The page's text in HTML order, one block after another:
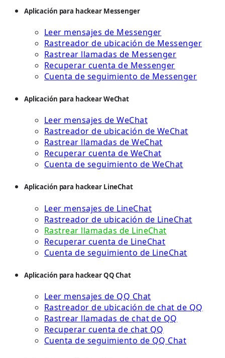
Aplicación para hackear Messenger
Leer mensajes de Messenger
Rastreador de ubicación de Messenger
Rastrear llamadas de Messenger
Recuperar cuenta de Messenger
Cuenta de seguimiento de Messenger
Aplicación para hackear WeChat
Leer mensajes de WeChat
Rastreador de ubicación de WeChat
Rastrear llamadas de WeChat
Recuperar cuenta de WeChat
Cuenta de seguimiento de WeChat
Aplicación para hackear LineChat
Leer mensajes de LineChat
Rastreador de ubicación de LineChat
Rastrear llamadas de LineChat
Recuperar cuenta de LineChat
Cuenta de seguimiento de LineChat
Aplicación para hackear QQ Chat
Leer mensajes de QQ Chat
Rastreador de ubicación de chat de QQ
Rastrear llamadas de chat de QQ
Recuperar cuenta de chat QQ
Cuenta de seguimiento de QQ Chat